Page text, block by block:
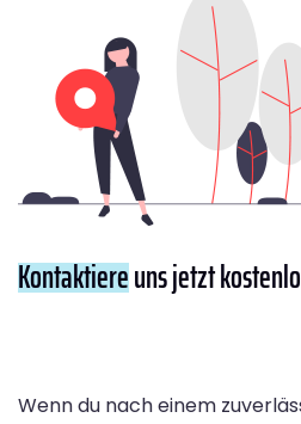
Kontaktiereuns jetzt
Wenn du nach einem